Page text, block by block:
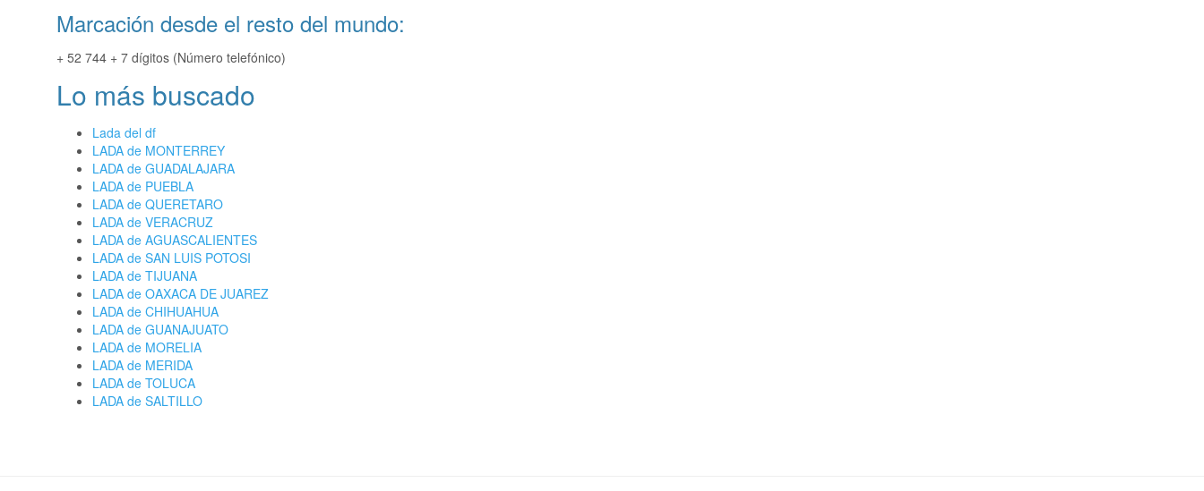
Marcación desde el resto del mundo:
+ 52 744 + 7 dígitos (Número telefónico)
Lo más buscado
Lada del df
LADA de MONTERREY
LADA de GUADALAJARA
LADA de PUEBLA
LADA de QUERETARO
LADA de VERACRUZ
LADA de AGUASCALIENTES
LADA de SAN LUIS POTOSI
LADA de TIJUANA
LADA de OAXACA DE JUAREZ
LADA de CHIHUAHUA
LADA de GUANAJUATO
LADA de MORELIA
LADA de MERIDA
LADA de TOLUCA
LADA de SALTILLO